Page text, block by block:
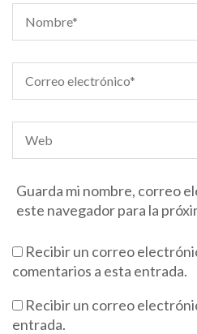
Guarda mi nombre, correo
este navegador para la
Recibir un correo
comentarios a esta entrada.
Recibir un correo
entrada.